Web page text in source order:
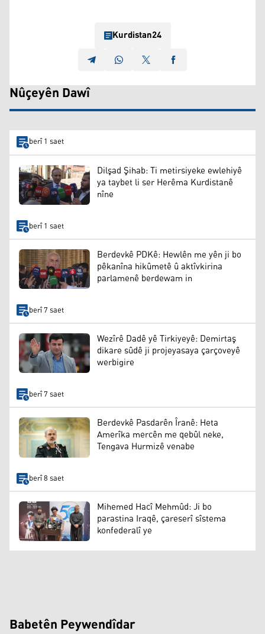
Kurdistan24
Nûçeyên Dawî
berî 1 saet
Dilşad Şihab: Ti metirsiyeke ewlehiyê
ya taybet li ser Herêma Kurdistanê
nîne
berî 1 saet
Berdevkê PDKê: Hewlên me yên ji bo
pêkanîna hikûmetê û aktîvkirina
parlamenê berdewam in
berî 7 saet
Wezîrê Dadê yê Tirkiyeyê: Demirtaş
dikare sûdê ji projeyasaya çarçoveyê
werbigire
berî 7 saet
Berdevkê Pasdarên Îranê: Heta
Amerîka mercên me qebûl neke,
Tengava Hurmizê venabe
berî 8 saet
Mihemed Hacî Mehmûd: Ji bo
parastina Iraqê, çareserî sîstema
konfederalî ye
Babetên Peywendîdar